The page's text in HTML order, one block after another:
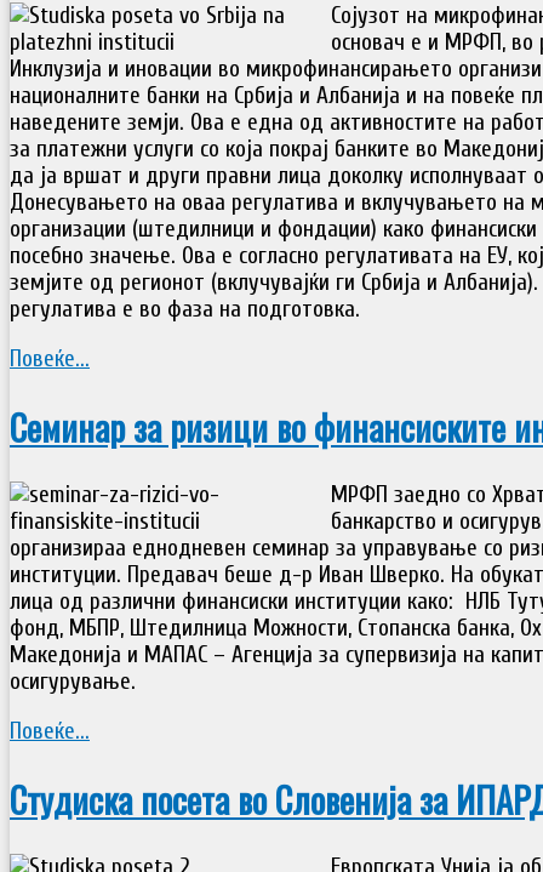
Сојузот на
основач е и МРФП, во
Инклузија и иновации во микрофинансирањето
националните банки на Србија и Албанија и на повеќе
наведените земји. Ова е една од активностите на
за платежни услуги со која покрај банките во
да ја вршат и други правни лица доколку исполнуваат
Донесувањето на оваа регулатива и вклучувањето на
организации (штедилници и фондации) како
посебно значење. Ова е согласно регулативата на ЕУ,
земјите од регионот (вклучувајќи ги Србија и
регулатива е во фаза на подготовка.
Повеќе...
Семинар за ризици во финансиските
МРФП заедно со
банкарство и
организираа еднодневен семинар за управување со
институции. Предавач беше д-р Иван Шверко. На
лица од различни финансиски институции како: НЛБ
фонд, МБПР, Штедилница Можности, Стопанска банка,
Македонија и МАПАС – Агенција за супервизија на
осигурување.
Повеќе...
Студиска посета во Словенија за